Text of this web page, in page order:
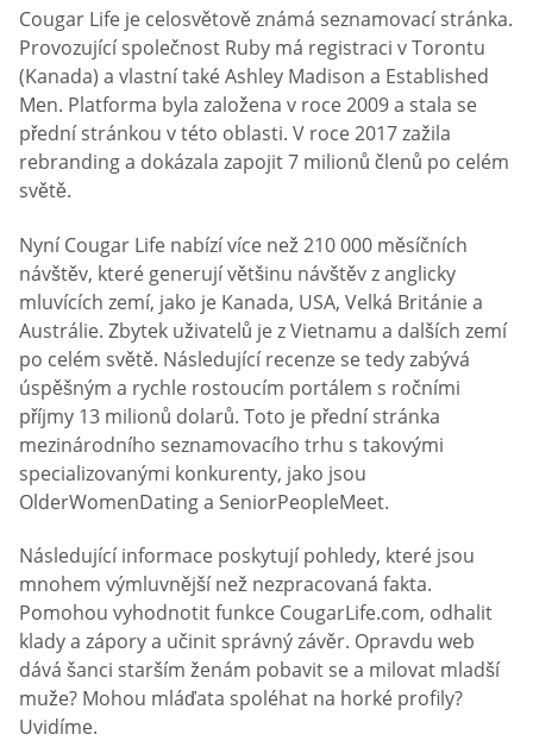
Cougar Life je celosvětově známá seznamovací stránka.
Provozující společnost Ruby má registraci v Torontu
(Kanada) a vlastní také Ashley Madison a Established
Men. Platforma byla založena v roce 2009 a stala se
přední stránkou v této oblasti. V roce 2017 zažila
rebranding a dokázala zapojit 7 milionů členů po celém
světě.
Nyní Cougar Life nabízí více než 210 000 měsíčních
návštěv, které generují většinu návštěv z anglicky
mluvících zemí, jako je Kanada, USA, Velká Británie a
Austrálie. Zbytek uživatelů je z Vietnamu a dalších zemí
po celém světě. Následující recenze se tedy zabývá
úspěšným a rychle rostoucím portálem s ročními
příjmy 13 milionů dolarů. Toto je přední stránka
mezinárodního seznamovacího trhu s takovými
specializovanými konkurenty, jako jsou
OlderWomenDating a SeniorPeopleMeet.
Následující informace poskytují pohledy, které jsou
mnohem výmluvnější než nezpracovaná fakta.
Pomohou vyhodnotit funkce CougarLife.com, odhalit
klady a zápory a učinit správný závěr. Opravdu web
dává šanci starším ženám pobavit se a milovat mladší
muže? Mohou mláďata spoléhat na horké profily?
Uvidíme.